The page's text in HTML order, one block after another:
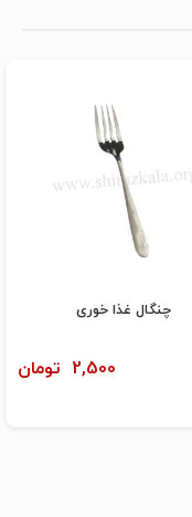
چنگال غذا خوری
2,500 تومان